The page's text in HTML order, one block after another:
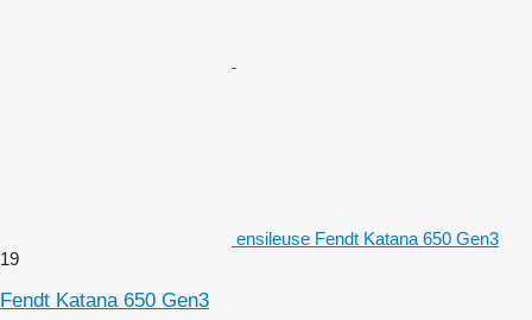
ensileuse Fendt Katana 650 Gen3
19
Fendt Katana 650 Gen3